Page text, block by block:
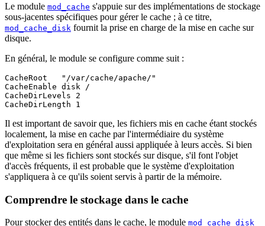
Le module mod_cache s'appuie sur des implémentations de stockage
sous-jacentes spécifiques pour gérer le cache ; à ce titre,
mod_cache_disk fournit la prise en charge de la mise en cache sur
disque.
En général, le module se configure comme suit :
CacheRoot   "/var/cache/apache/"
CacheEnable disk /
CacheDirLevels 2
CacheDirLength 1
Il est important de savoir que, les fichiers mis en cache étant stockés
localement, la mise en cache par l'intermédiaire du système
d'exploitation sera en général aussi appliquée à leurs accès. Si bien
que même si les fichiers sont stockés sur disque, s'il font l'objet
d'accès fréquents, il est probable que le système d'exploitation
s'appliquera à ce qu'ils soient servis à partir de la mémoire.
Comprendre le stockage dans le cache
Pour stocker des entités dans le cache, le module mod_cache_disk